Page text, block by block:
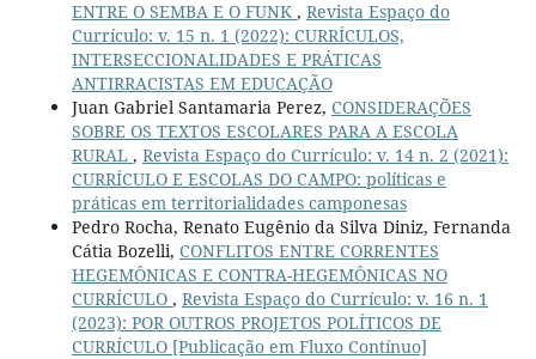
ENTRE O SEMBA E O FUNK , Revista Espaço do
Currículo: v. 15 n. 1 (2022): CURRÍCULOS,
INTERSECCIONALIDADES E PRÁTICAS
ANTIRRACISTAS EM EDUCAÇÃO
Juan Gabriel Santamaria Perez, CONSIDERAÇÕES
SOBRE OS TEXTOS ESCOLARES PARA A ESCOLA
RURAL , Revista Espaço do Currículo: v. 14 n. 2 (2021):
CURRÍCULO E ESCOLAS DO CAMPO: políticas e
práticas em territorialidades camponesas
Pedro Rocha, Renato Eugênio da Silva Diniz, Fernanda
Cátia Bozelli, CONFLITOS ENTRE CORRENTES
HEGEMÔNICAS E CONTRA-HEGEMÔNICAS NO
CURRÍCULO , Revista Espaço do Currículo: v. 16 n. 1
(2023): POR OUTROS PROJETOS POLÍTICOS DE
CURRÍCULO [Publicação em Fluxo Contínuo]